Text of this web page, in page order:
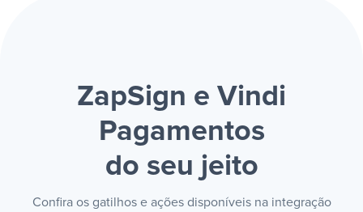
ZapSign e Vindi
Pagamentos
do seu jeito
Confira os gatilhos e ações disponíveis na integração